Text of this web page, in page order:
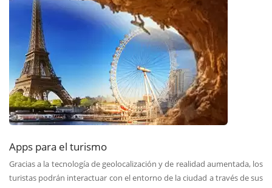
Apps para el turismo
Gracias a la tecnología de geolocalización y de realidad aumentada, los
turistas podrán interactuar con el entorno de la ciudad a través de sus